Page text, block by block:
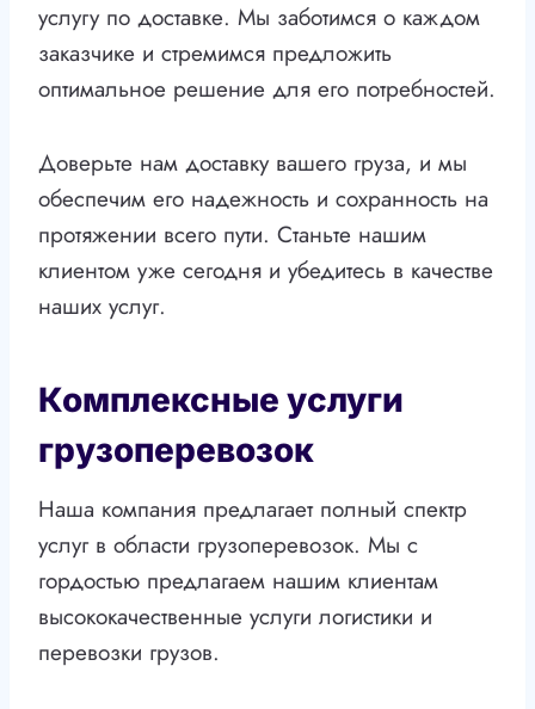
услугу по доставке. Мы заботимся о каждом
заказчике и стремимся предложить
оптимальное решение для его потребностей.
Доверьте нам доставку вашего груза, и мы
обеспечим его надежность и сохранность на
протяжении всего пути. Станьте нашим
клиентом уже сегодня и убедитесь в качестве
наших услуг.
Комплексные услуги
грузоперевозок
Наша компания предлагает полный спектр
услуг в области грузоперевозок. Мы с
гордостью предлагаем нашим клиентам
высококачественные услуги логистики и
перевозки грузов.